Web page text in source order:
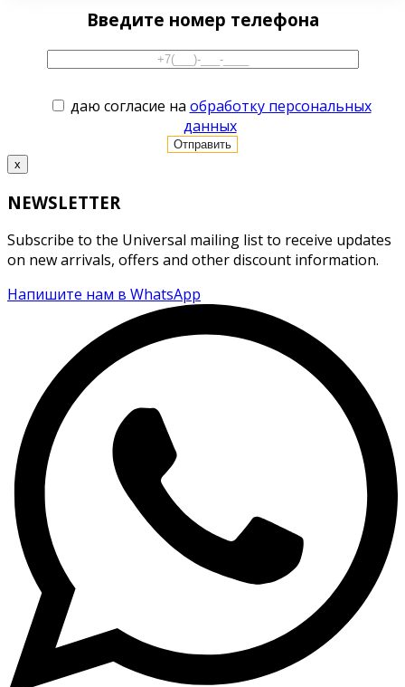
Введите номер телефона
даю согласие на обработку персональных
данных
x
NEWSLETTER
Subscribe to the Universal mailing list to receive updates
on new arrivals, offers and other discount information.
Напишите нам в WhatsApp